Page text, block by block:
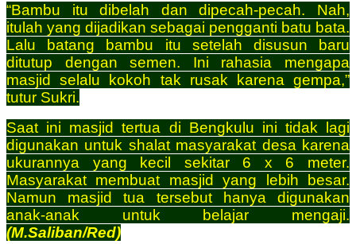
“Bambu itu dibelah dan dipecah-pecah. Nah,
itulah yang dijadikan sebagai pengganti batu bata.
Lalu batang bambu itu setelah disusun baru
ditutup dengan semen. Ini rahasia mengapa
masjid selalu kokoh tak rusak karena gempa,”
tutur Sukri.
Saat ini masjid tertua di Bengkulu ini tidak lagi
digunakan untuk shalat masyarakat desa karena
ukurannya yang kecil sekitar 6 x 6 meter.
Masyarakat membuat masjid yang lebih besar.
Namun masjid tua tersebut hanya digunakan
anak-anak untuk belajar mengaji.
(M.Saliban/Red)